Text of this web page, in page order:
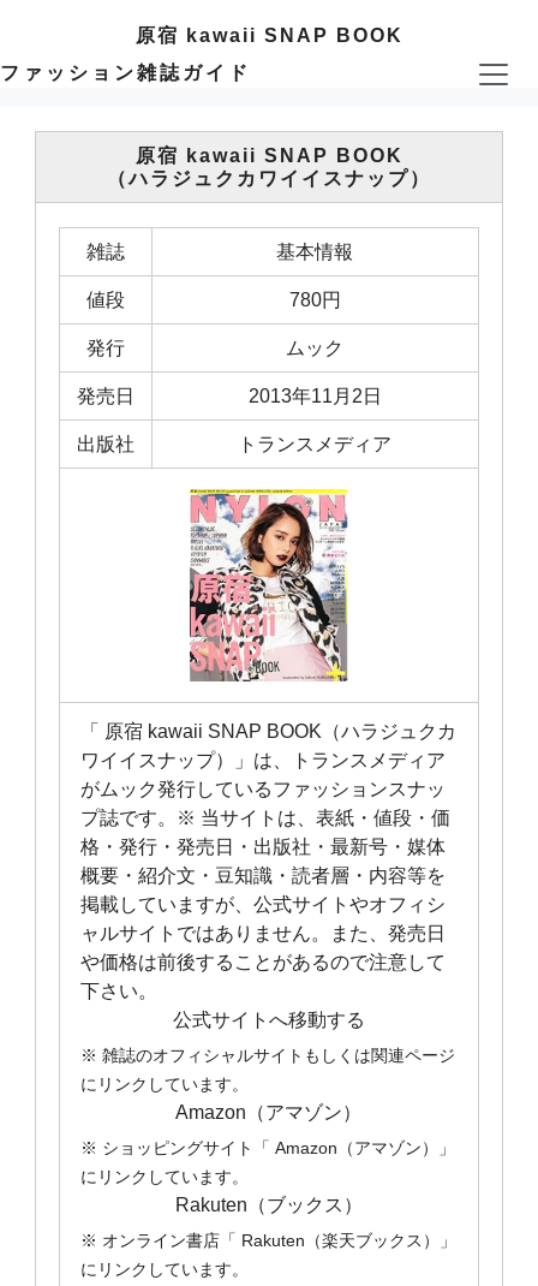
原宿 kawaii SNAP BOOK
ファッション雑誌ガイド
原宿 kawaii SNAP BOOK
（ハラジュクカワイイスナップ）
雑誌 基本情報
値段 780円
発行 ムック
発売日 2013年11月2日
出版社 トランスメディア
「 原宿 kawaii SNAP BOOK（ハラジュクカ
ワイイスナップ）」は、トランスメディア
がムック発行しているファッションスナッ
プ誌です。※ 当サイトは、表紙・値段・価
格・発行・発売日・出版社・最新号・媒体
概要・紹介文・豆知識・読者層・内容等を
掲載していますが、公式サイトやオフィシ
ャルサイトではありません。また、発売日
や価格は前後することがあるので注意して
下さい。
公式サイトへ移動する
※ 雑誌のオフィシャルサイトもしくは関連ページ
にリンクしています。
Amazon（アマゾン）
※ ショッピングサイト「 Amazon（アマゾン）」
にリンクしています。
Rakuten（ブックス）
※ オンライン書店「 Rakuten（楽天ブックス）」
にリンクしています。